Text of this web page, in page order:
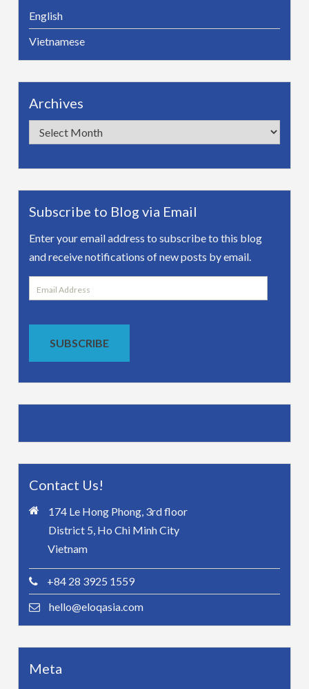
English
Vietnamese
Archives
Archives
Subscribe to Blog via Email
Enter your email address to subscribe to this blog
and receive notifications of new posts by email.
Email
Address
SUBSCRIBE
Contact Us!
174 Le Hong Phong, 3rd floor
District 5, Ho Chi Minh City
Vietnam
+84 28 3925 1559
hello@eloqasia.com
Meta